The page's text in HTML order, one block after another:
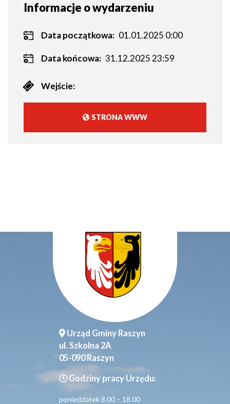
Informacje o wydarzeniu
Data początkowa: 01.01.2025 0:00
Data końcowa: 31.12.2025 23:59
Wejście:
STRONA WWW
Urząd Gminy Raszyn
ul. Szkolna 2A
05-090 Raszyn
Godziny pracy Urzędu:
poniedziałek 8.00 – 18.00